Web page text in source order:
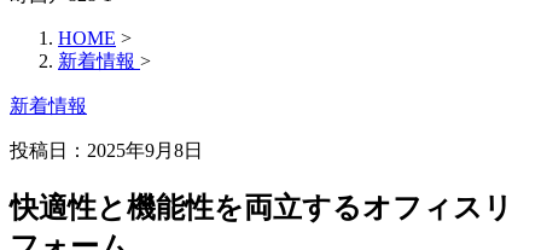
HOME >
新着情報 >
新着情報
投稿日：2025年9月8日
快適性と機能性を両立するオフィスリ